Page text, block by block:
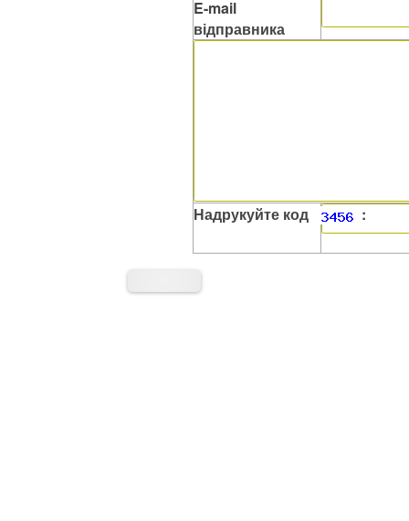
E-mail
відправника
Надрукуйте код :